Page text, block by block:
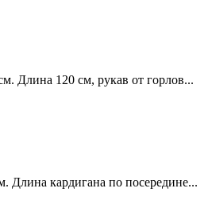
Длина 120 см, рукав от горлов...
Длина кардигана по посередине...